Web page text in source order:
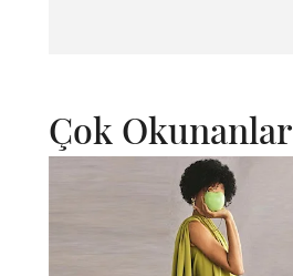
Çok Okunanlar